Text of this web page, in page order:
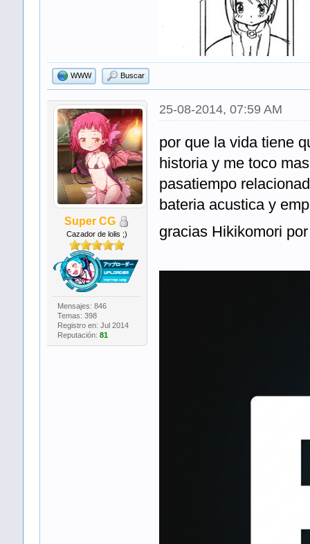
WWW Buscar
Super CG
Cazador de lolis ;)
Mensajes: 846
Temas: 398
Registro en: Jul 2014
Reputación: 81
25-08-2014, 07:59 AM
por que la vida tiene
historia y me toco
pasatiempo
bateria acustica y
gracias Hikikomori